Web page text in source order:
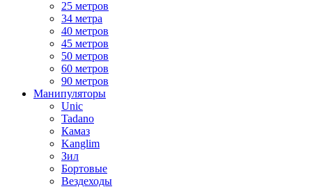
25 метров
34 метра
40 метров
45 метров
50 метров
60 метров
90 метров
Манипуляторы
Unic
Tadano
Камаз
Kanglim
Зил
Бортовые
Вездеходы